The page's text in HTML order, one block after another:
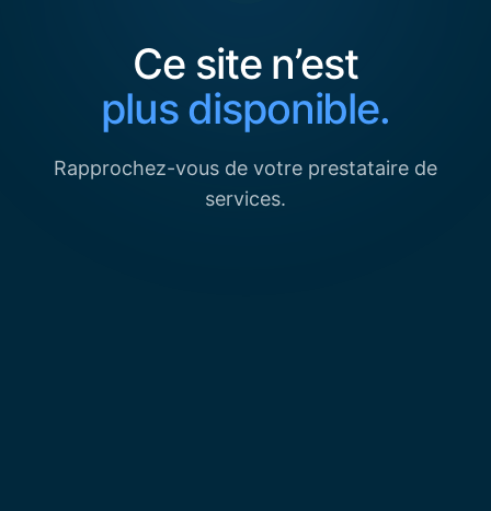
Ce site n’est
plus disponible.
Rapprochez-vous de votre prestataire de
services.